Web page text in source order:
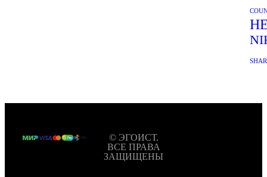
© ЭГОИСТ.
ВСЕ ПРАВА
ЗАЩИЩЕНЫ